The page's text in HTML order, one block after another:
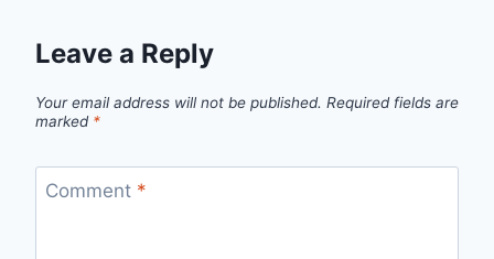
Leave a Reply
Your email address will not be published. Required fields are
marked *
Comment *